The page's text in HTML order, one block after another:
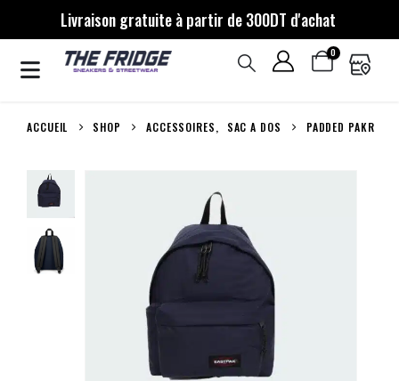
Livraison gratuite à partir de 300DT d'achat
0
ACCUEIL SHOP ACCESSOIRES, SAC A DOS PADDED PAKR